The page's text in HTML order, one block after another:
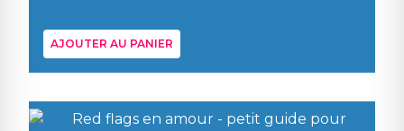
AJOUTER AU PANIER